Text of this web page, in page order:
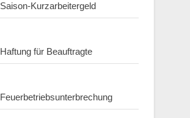
Saison-Kurzarbeitergeld
Haftung für Beauftragte
Feuerbetriebsunterbrechung